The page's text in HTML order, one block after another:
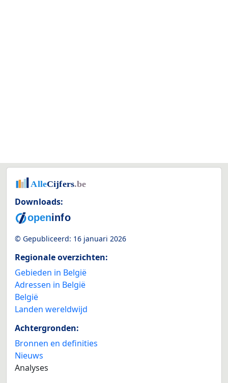
Downloads:
© Gepubliceerd: 16 januari 2026
Regionale overzichten:
Gebieden in België
Adressen in België
België
Landen wereldwijd
Achtergronden:
Bronnen en definities
Nieuws
Analyses